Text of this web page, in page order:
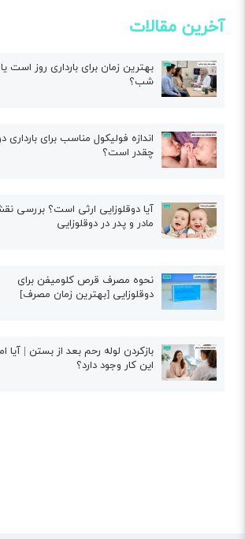
آخرین مقالات
بهترین زمان برای بارداری روز است یا
شب؟
اندازه فولیکول مناسب برای بارداری
چقدر است؟
آیا دوقلوزایی ارثی است؟ بررسی
مادر و پدر در دوقلوزایی
نحوه مصرف قرص کلومیفن برای
دوقلوزایی [بهترین زمان مصرف]
بازکردن لوله رحم بعد از بستن | آیا
این کار وجود دارد؟